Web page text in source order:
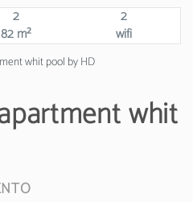
2
2
82 m² wifi
whit pool by HD
whit